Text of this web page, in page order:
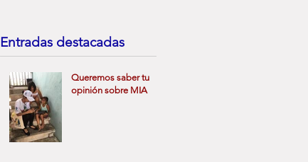
Entradas destacadas
Queremos saber tu
opinión sobre MIA